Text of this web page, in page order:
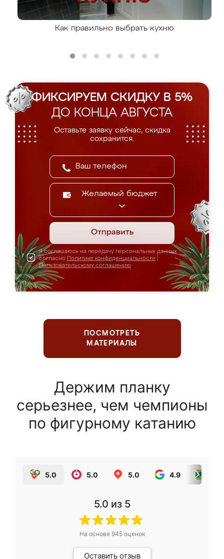
Как правильно выбрать кухню
ФИКСИРУЕМ СКИДКУ В 5%
ДО КОНЦА АВГУСТА
Оставьте заявку сейчас, скидка
сохранится.
Желаемый бюджет
Отправить
Я соглашаюсь на передачу персональных данных
согласно Политике конфиденциальности
Пользовательскому соглашению
ПОСМОТРЕТЬ
МАТЕРИАЛЫ
Держим планку
серьезнее, чем чемпионы
по фигурному катанию
5.0 5.0 5.0 4.9
5.0 из 5
На основе 945оценок
Оставить отзыв